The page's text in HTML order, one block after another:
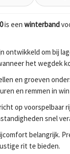
is een winterband
ontwikkeld om bij
het wegdek
en groeven
en remmen in
op voorspelbaar
snel
belangrijk.
rit te bieden.